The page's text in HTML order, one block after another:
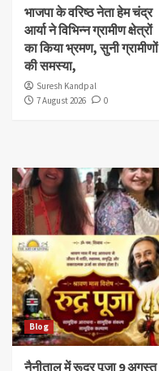
भाजपा के वरिष्ठ नेता हेम चंद्र
आर्या ने विभिन्न ग्रामीण क्षेत्रों
का किया भ्रमण, सुनी ग्रामीणों
की समस्या,
Suresh Kandpal
7 August 2026
0
Blog
नैनीताल में रूद्र पूजा 9 अगस्त